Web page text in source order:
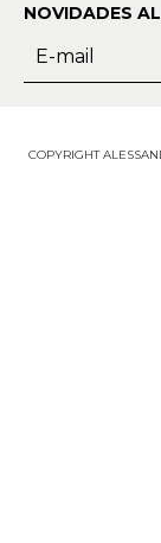
NOVIDADES
COPYRIGHT